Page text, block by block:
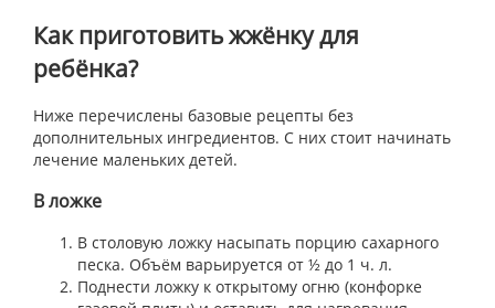
Как приготовить жжёнку для
ребёнка?
Ниже перечислены базовые рецепты без
дополнительных ингредиентов. С них стоит начинать
лечение маленьких детей.
В ложке
В столовую ложку насыпать порцию сахарного
песка. Объём варьируется от ½ до 1 ч. л.
Поднести ложку к открытому огню (конфорке